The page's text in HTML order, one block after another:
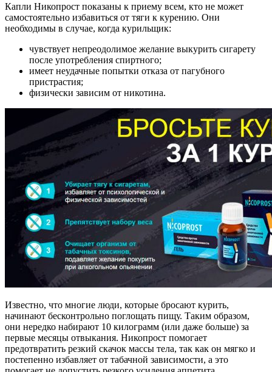
Капли Никопрост показаны к приему всем, кто не может
самостоятельно избавиться от тяги к курению. Они
необходимы в случае, когда курильщик:
чувствует непреодолимое желание выкурить сигарету
после употребления спиртного;
имеет неудачные попытки отказа от пагубного
пристрастия;
физически зависим от никотина.
Известно, что многие люди, которые бросают курить,
начинают бесконтрольно поглощать пищу. Таким образом,
они нередко набирают 10 килограмм (или даже больше) за
первые месяцы отвыкания. Никопрост помогает
предотвратить резкий скачок массы тела, так как он мягко и
постепенно избавляет от табачной зависимости, а это